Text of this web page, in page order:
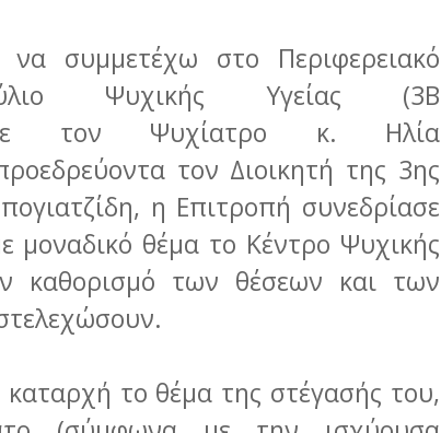
συμμετέχω στο Περιφερειακό
Ψυχικής Υγείας (3Β
με τον Ψυχίατρο κ. Ηλία
τον Διοικητή της 3ης
η Επιτροπή συνεδρίασε
μοναδικό θέμα το Κέντρο Ψυχικής
καθορισμό των θέσεων και των
το θέμα της στέγασής του,